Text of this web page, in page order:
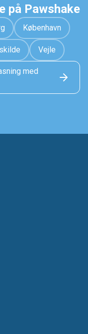
på Pawshake
København
Vejle
med